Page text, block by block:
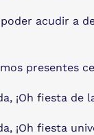
acudir a
presentes
¡Oh fiesta de
¡Oh fiesta